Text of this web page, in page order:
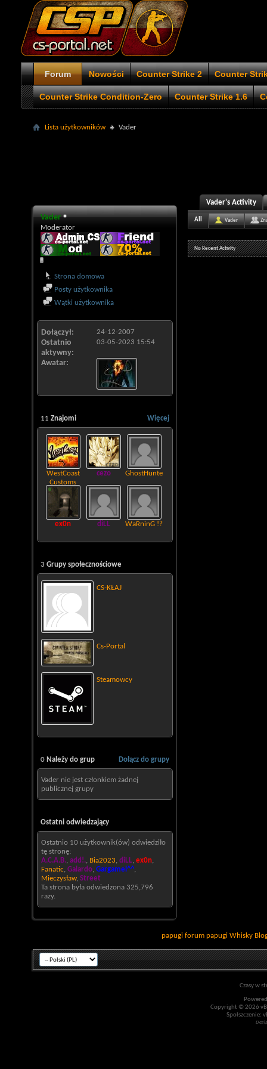
Forum Nowości Counter Strike 2 Counter
Counter Strike Condition-Zero Counter Strike 1.6
Lista użytkowników Vader
Vader
Moderator
Strona domowa
Posty użytkownika
Wątki użytkownika
Dołączył 24-12-2007
Ostatnio
aktywny
03-05-2023 15:54
Awatar
Więcej
11 Znajomi
WestCoast
Customs
cezo GhostHunter
ex0n diLL WaRninG !?
3 Grupy społecznościowe
CS-KŁAJ
Cs-Portal
Steamowcy
Dołącz do grupy
0 Należy do grup
Vader nie jest członkiem żadnej
publicznej grupy
Ostatni odwiedzający
Ostatnio 10 użytkownik(ów) odwiedziło
tę stronę:
A.C.A.B., add!., Bia2023, diLL, ex0n,
Fanatic, Galardo, Gargamel^^,
Mieczysław, Street
Ta strona była odwiedzona 325,796
razy.
Vader's Activity
All Vader
No Recent Activity
papugi forum papugi Whisky
Czasy w
Copyright © 2026
Spolszczenie: